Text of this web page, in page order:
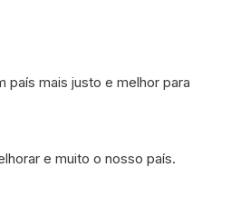
mais justo e melhor para
e muito o nosso país.